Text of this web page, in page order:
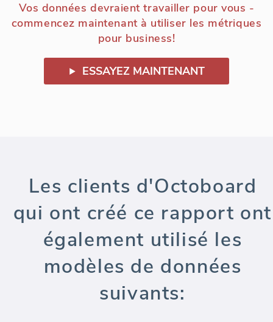
Vos données devraient travailler pour vous -
commencez maintenant à utiliser les métriques
pour business!
ESSAYEZ MAINTENANT
Les clients d'Octoboard
qui ont créé ce rapport ont
également utilisé les
modèles de données
suivants: